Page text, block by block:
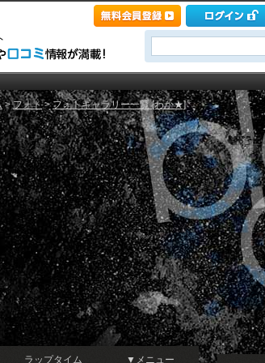
>フォト>フォトギャラリー一覧 [わか★]
ラップタイム ▼メニュー